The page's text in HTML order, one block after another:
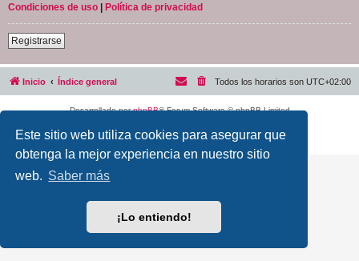
Este sitio web utiliza cookies para asegurar que
obtenga la mejor experiencia en nuestro sitio
web. Saber más
¡Lo entiendo!
Condiciones de uso | Política de privacidad
Registrarse
Inicio Índice general Todos los horarios son UTC+02:00
Desarrollado porphpBB® Forum Software © phpBB Limited
Privacidad| Condiciones